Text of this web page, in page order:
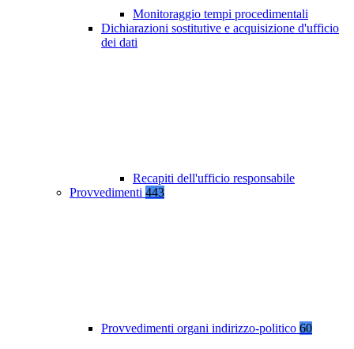
Monitoraggio tempi procedimentali
Dichiarazioni sostitutive e acquisizione d'ufficio
dei dati
Recapiti dell'ufficio responsabile
Provvedimenti 443
Provvedimenti organi indirizzo-politico 60